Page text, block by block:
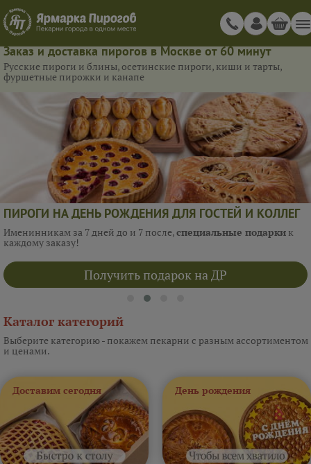
Заказ и доставка пирогов в Москве от 60 минут
Русские пироги и блины, осетинские пироги, киши и тарты,
фуршетные пирожки и канапе
ПИРОГИ НА ДЕНЬ РОЖДЕНИЯ ДЛЯ ГОСТЕЙ И КОЛЛЕГ
Именинникам за 7 дней до и 7 после,специальные подарки к
каждому заказу!
Получить подарок на ДР
Каталог категорий
Выберите категорию - покажем пекарни с разным ассортиментом
и ценами.
Доставим сегодня День рождения